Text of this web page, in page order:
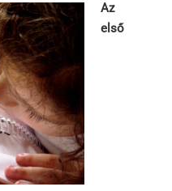
Az
első